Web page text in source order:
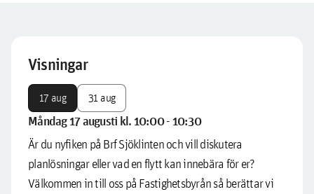
Visningar
17 aug 31 aug
Måndag 17 augusti kl. 10:00 - 10:30
Är du nyfiken på Brf Sjöklinten och vill diskutera
planlösningar eller vad en flytt kan innebära för er?
Välkommen in till oss på Fastighetsbyrån så berättar vi